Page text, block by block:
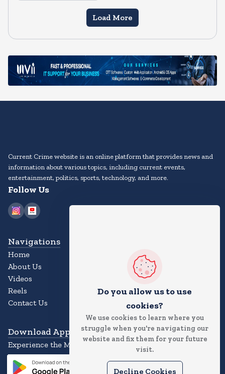
Load More
Do you allow us to use
cookies?
We use cookies to learn where you
struggle when you're navigating our
website and fix them for your future
visit.
Decline Cookies
Current Crime website is an online platform that provides news and
information about various topics, including current events,
entertainment, politics, sports, technology, and more.
Follow Us
Navigations
Home
About Us
Videos
Reels
Contact Us
Download App
Experience the Magic of the News App